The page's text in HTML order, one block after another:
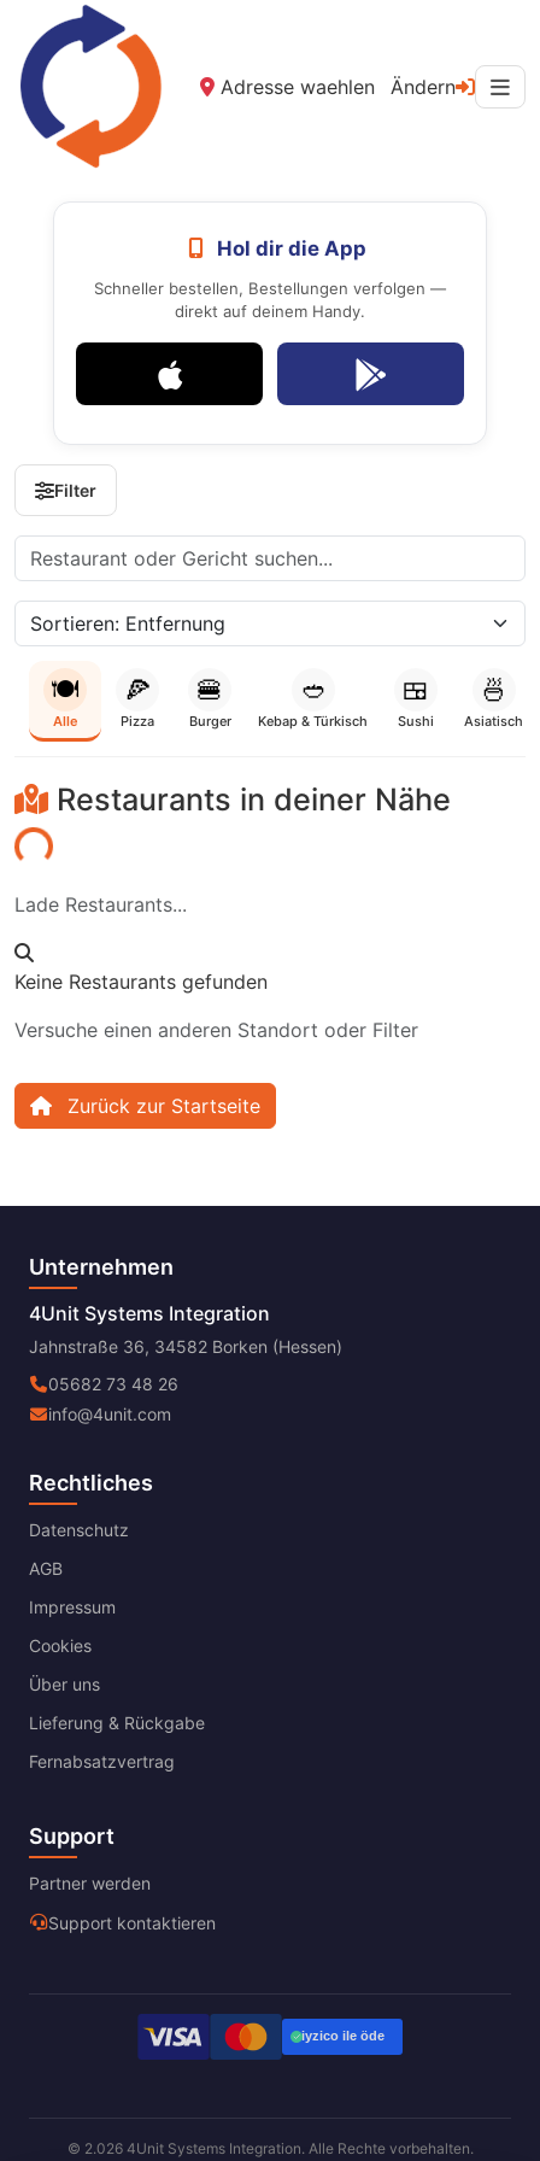
Adresse waehlen Ändern
Hol dir die App
Schneller bestellen, Bestellungen verfolgen —
direkt auf deinem Handy.
Filter
🍽️
Alle
🍕
Pizza
🍔
Burger
🥙
Kebap & Türkisch
🍱
Sushi
🍜
Asiatisch
Restaurants in deiner Nähe
Lade Restaurants...
Keine Restaurants gefunden
Versuche einen anderen Standort oder Filter
Zurück zur Startseite
Unternehmen
4Unit Systems Integration
Jahnstraße 36, 34582 Borken (Hessen)
05682 73 48 26
info@4unit.com
Rechtliches
Datenschutz
AGB
Impressum
Cookies
Über uns
Lieferung & Rückgabe
Fernabsatzvertrag
Support
Partner werden
Support kontaktieren
© 2.026 4Unit Systems Integration. Alle Rechte vorbehalten.